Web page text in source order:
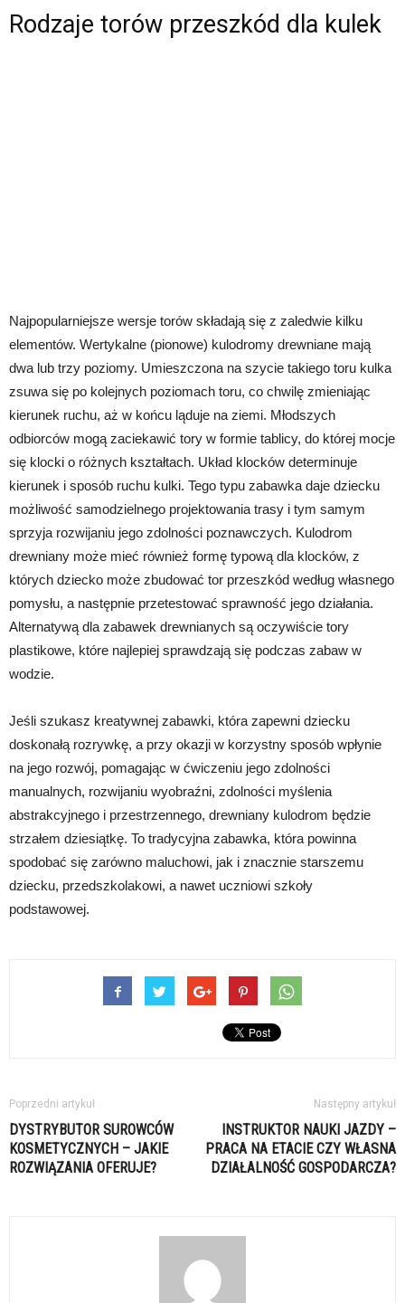
Rodzaje torów przeszkód dla kulek
Najpopularniejsze wersje torów składają się z zaledwie kilku
elementów. Wertykalne (pionowe) kulodromy drewniane mają
dwa lub trzy poziomy. Umieszczona na szycie takiego toru kulka
zsuwa się po kolejnych poziomach toru, co chwilę zmieniając
kierunek ruchu, aż w końcu ląduje na ziemi. Młodszych
odbiorców mogą zaciekawić tory w formie tablicy, do której mocje
się klocki o różnych kształtach. Układ klocków determinuje
kierunek i sposób ruchu kulki. Tego typu zabawka daje dziecku
możliwość samodzielnego projektowania trasy i tym samym
sprzyja rozwijaniu jego zdolności poznawczych. Kulodrom
drewniany może mieć również formę typową dla klocków, z
których dziecko może zbudować tor przeszkód według własnego
pomysłu, a następnie przetestować sprawność jego działania.
Alternatywą dla zabawek drewnianych są oczywiście tory
plastikowe, które najlepiej sprawdzają się podczas zabaw w
wodzie.
Jeśli szukasz kreatywnej zabawki, która zapewni dziecku
doskonałą rozrywkę, a przy okazji w korzystny sposób wpłynie
na jego rozwój, pomagając w ćwiczeniu jego zdolności
manualnych, rozwijaniu wyobraźni, zdolności myślenia
abstrakcyjnego i przestrzennego, drewniany kulodrom będzie
strzałem dziesiątkę. To tradycyjna zabawka, która powinna
spodobać się zarówno maluchowi, jak i znacznie starszemu
dziecku, przedszkolakowi, a nawet uczniowi szkoły
podstawowej.
Poprzedni artykuł
DYSTRYBUTOR SUROWCÓW
KOSMETYCZNYCH – JAKIE
ROZWIĄZANIA OFERUJE?
Następny artykuł
INSTRUKTOR NAUKI JAZDY –
PRACA NA ETACIE CZY WŁASNA
DZIAŁALNOŚĆ GOSPODARCZA?